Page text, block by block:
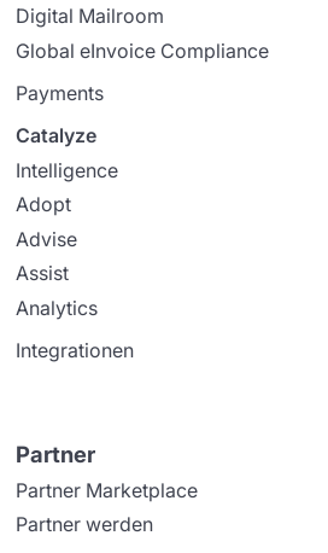
Digital Mailroom
Global eInvoice Compliance
Payments
Catalyze
Intelligence
Adopt
Advise
Assist
Analytics
Integrationen
Partner
Partner Marketplace
Partner werden